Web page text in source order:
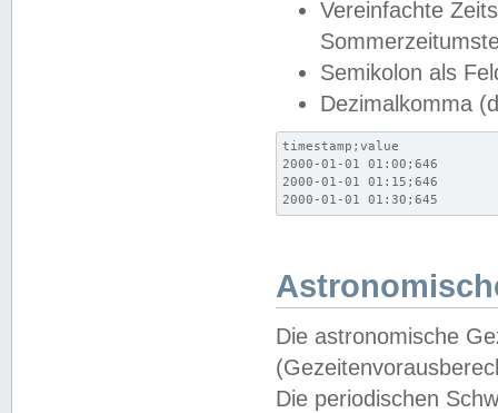
Vereinfachte
Semikolon als
Dezimalkomma
timestamp;value
2000-01-01 01:00;646
2000-01-01 01:15;646
2000-01-01 01:30;645
Die astronomische
Die periodischen